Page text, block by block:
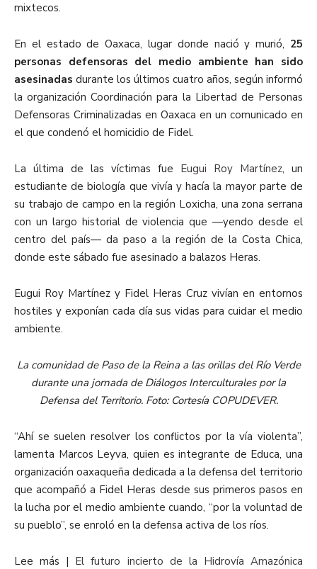
mixtecos.
En el estado de Oaxaca, lugar donde nació y murió, 25
personas defensoras del medio ambiente han sido
asesinadas durante los últimos cuatro años, según informó
la organización Coordinación para la Libertad de Personas
Defensoras Criminalizadas en Oaxaca en un comunicado en
el que condenó el homicidio de Fidel.
La última de las víctimas fue Eugui Roy Martínez, un
estudiante de biología que vivía y hacía la mayor parte de
su trabajo de campo en la región Loxicha, una zona serrana
con un largo historial de violencia que —yendo desde el
centro del país— da paso a la región de la Costa Chica,
donde este sábado fue asesinado a balazos Heras.
Eugui Roy Martínez y Fidel Heras Cruz vivían en entornos
hostiles y exponían cada día sus vidas para cuidar el medio
ambiente.
La comunidad de Paso de la Reina a las orillas del Río Verde
durante una jornada de Diálogos Interculturales por la
Defensa del Territorio. Foto: Cortesía COPUDEVER.
“Ahí se suelen resolver los conflictos por la vía violenta”,
lamenta Marcos Leyva, quien es integrante de Educa, una
organización oaxaqueña dedicada a la defensa del territorio
que acompañó a Fidel Heras desde sus primeros pasos en
la lucha por el medio ambiente cuando, “por la voluntad de
su pueblo”, se enroló en la defensa activa de los ríos.
Lee más | El futuro incierto de la Hidrovía Amazónica